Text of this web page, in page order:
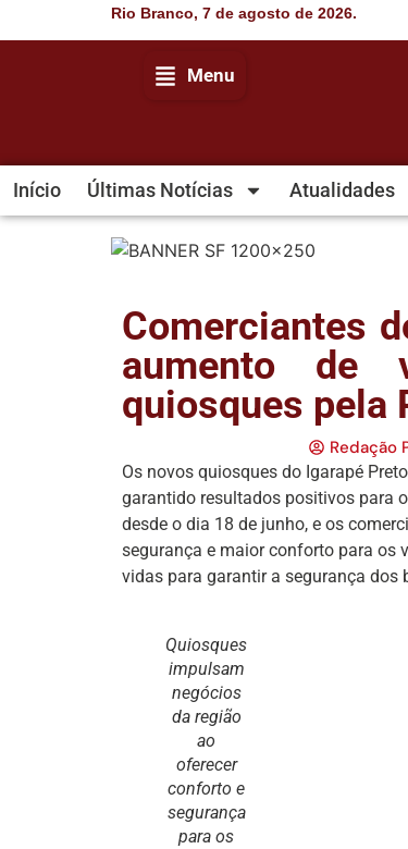
Rio Branco, 7 de agosto de 2026.
Menu
Início Últimas Notícias Atualidades
Comerciantes
aumento de
quiosques pela
Redação
Os novos quiosques do Igarapé
garantido resultados positivos para
desde o dia 18 de junho, e os
segurança e maior conforto para os
vidas para garantir a segurança dos
Quiosques
impulsam
negócios
da região
ao
oferecer
conforto e
segurança
para os